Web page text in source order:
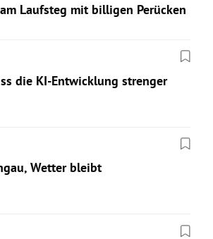
Laufsteg mit billigen Perücken
die KI-Entwicklung strenger
Wetter bleibt